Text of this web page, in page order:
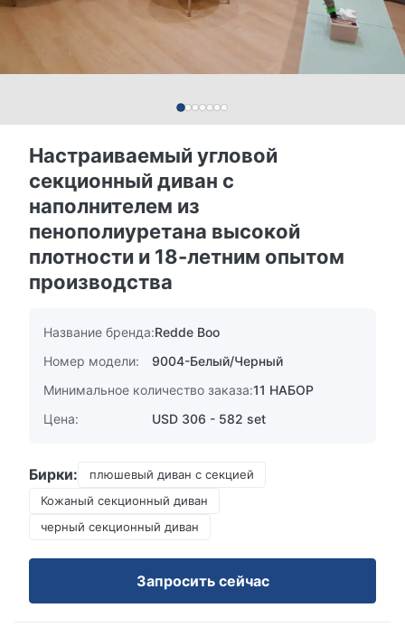
Настраиваемый угловой
секционный диван с
наполнителем из
пенополиуретана высокой
плотности и 18-летним опытом
производства
Название бренда:Redde Boo
Номер модели:
9004-Белый/Черный
Минимальное количество заказа:11 НАБОР
Цена:
USD 306 - 582 set
Бирки:
плюшевый диван с секцией
Кожаный секционный диван
черный секционный диван
Запросить сейчас